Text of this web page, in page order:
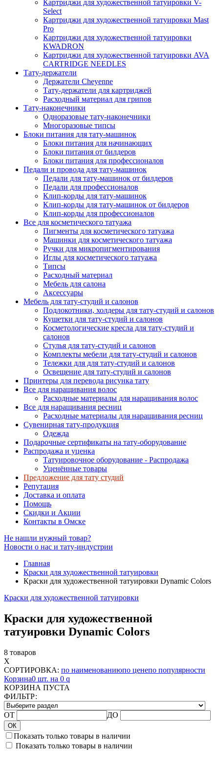
Картриджи для художественной татуировки V-
Select
Картриджи для художественной татуировки Mast
Pro
Картриджи для художественной татуировки
KWADRON
Картриджи для художественной татуировки AVA
CARTRIDGE NEEDLES
Тату-держатели
Держатели Cheyenne
Тату-держатели для картриджей
Расходный материал для грипов
Тату-наконечники
Одноразовые тату-наконечники
Многоразовые типсы
Блоки питания для тату-машинок
Блоки питания для начинающих
Блоки питания от билдеров
Блоки питания для профессионалов
Педали и провода для тату-машинок
Педали для тату-машинок от билдеров
Педали для профессионалов
Клип-корды для тату-машинок
Клип-корды для тату-машинок от билдеров
Клип-корды для профессионалов
Все для косметического татуажа
Пигменты для косметического татуажа
Машинки для косметического татуажа
Ручки для микропигментирования
Иглы для косметического татуажа
Типсы
Расходный материал
Мебель для салона
Аксессуары
Мебель для тату-студий и салонов
Подлокотники, холдеры для тату-студий и салонов
Кушетки для тату-студий и салонов
Косметологические кресла для тату-студий и
салонов
Стулья для тату-студий и салонов
Комплекты мебели для тату-студий и салонов
Тележки для для тату-студий и салонов
Освещение для тату-студий и салонов
Принтеры для перевода рисунка тату
Все для наращивания волос
Расходные материалы для наращивания волос
Все для наращивания ресниц
Расходные материалы для наращивания ресниц
Сувенирная тату-продукция
Одежда
Подарочные сертификаты на тату-оборудование
Распродажа и уценка
Татуировочное оборудование - Распродажа
Уценённые товары
Предложение для тату студий
Репутация
Доставка и оплата
Помощь
Скидки и Акции
Контакты в Омске
Не нашли нужный товар?
Новости о нас и тату-индустрии
Главная
Краски для художественной татуировки
Краски для художественной татуировки Dynamic Colors
Краски для художественной татуировки
Краски для художественной
татуировки Dynamic Colors
8 товаров
X
СОРТИРОВКА: по наименованиюпо ценепо популярности
Корзина0 шт. на 0 q
КОРЗИНА ПУСТА
ФИЛЬТР:
ОТ ДО
ОК
Показать только товары в наличии
Показать только товары в наличии